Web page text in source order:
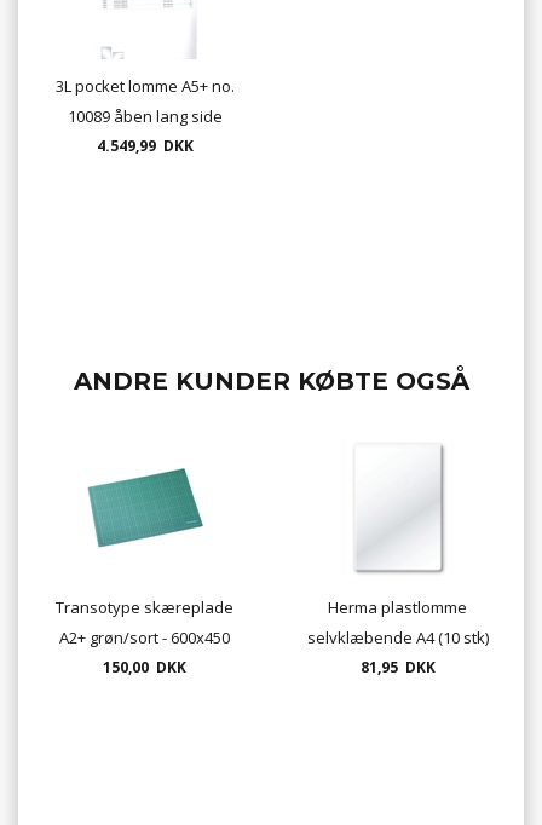
3L pocket lomme A5+ no.
10089 åben lang side
220x158mm, 1000/pk.
4.549,99 DKK
ANDRE KUNDER KØBTE OGSÅ
Transotype skæreplade
A2+ grøn/sort - 600x450
mm
150,00 DKK
Herma plastlomme
selvklæbende A4 (10 stk)
81,95 DKK